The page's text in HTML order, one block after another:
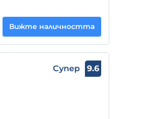
Вижте наличността
Супер 9.6